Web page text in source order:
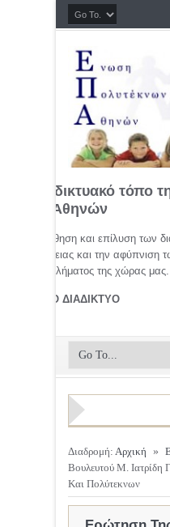
διαδικτυακό τόπο
Αθηνών
προώθηση και επίλυση των
οικογένειας και την αφύπνιση
προβλήματος της χώρας μας.
ΣΤΟ ΔΙΑΔΙΚΤΥΟ
Διαδρομή: Αρχική »
Βουλευτού Μ. Ιατρίδη
Και Πολύτεκνων